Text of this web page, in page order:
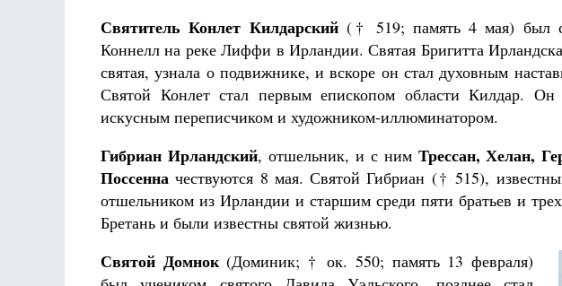
Святитель Конлет Килдарский(† 519; память 4 мая) был
Коннелл на реке Лиффи в Ирландии. Святая Бригитта
святая, узнала о подвижнике, и вскоре он стал духовным
Святой Конлет стал первым епископом области Килдар.
искусным переписчиком и художником-иллюминатором.
Гибриан Ирландский, отшельник, и с ним Трессан, Хелан,
Поссенна чествуются 8 мая. Святой Гибриан († 515),
отшельником из Ирландии и старшим среди пяти братьев и
Бретань и были известны святой жизнью.
Святой Домнок(Доминик; † ок. 550; память 13 февраля)